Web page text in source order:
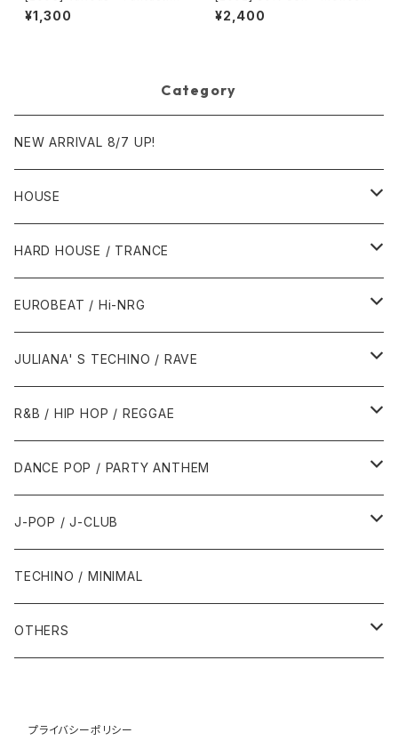
Freeriding 2 EP 1 [Switchst
ance Recordings]
¥1,300
ture (Jan Driver & Playgrou
p Remixes) [3 Lanka]
¥2,400
Category
NEW ARRIVAL 8/7 UP!
HOUSE
1980年代
1987年・以前
1988年
1990年代
1990年
1991年
1995年
1996年
2000年代
2000年
2001年
2005年
2010年代
2010年
2011年
HARD HOUSE / TRANCE
1990年代
1994年・以前
1995年
1999年
2000年代
2000年
2001年
2005年
EUROBEAT / Hi-NRG
1980年代
1986年・以前
1987年
1990年代
1990年
1991年
2000年代
JULIANA' S TECHINO / RAVE
1990年代
1990年
1991年
2000年代
2000年
2001年
R&B / HIP HOP / REGGAE
1980年代
1985年・以前
1986年
1990年代
1990年
1991年
1993年
2000年代
2000年
2002年
DANCE POP / PARTY ANTHEM
1980年代
1988年・以前
1989年
1990年代
1990年
1992年
2000年代
2001年
J-POP / J-CLUB
1980年代
1990年代
1991年
2000年
TECHINO / MINIMAL
OTHERS
1985年・以前
1990年代
プライバシーポリシー